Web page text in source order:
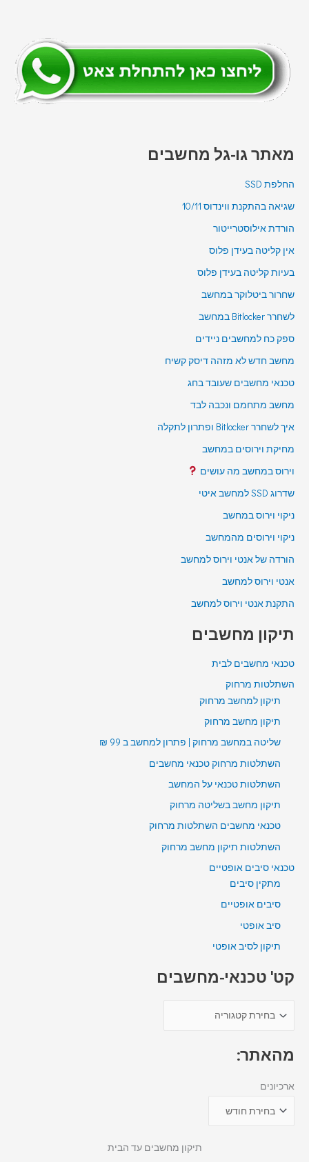
מאתר גו-גל מחשבים
החלפת SSD
שגיאה בהתקנת ווינדוס 10/11
הורדת אילוסטרייטור
אין קליטה בעידן פלוס
בעיות קליטה בעידן פלוס
שחרור ביטלוקר במחשב
לשחרר Bitlocker במחשב
ספק כח למחשבים ניידים
מחשב חדש לא מזהה דיסק קשיח
טכנאי מחשבים שעובד בחג
מחשב מתחמם ונכבה לבד
איך לשחרר Bitlocker ופתרון לתקלה
מחיקת וירוסים במחשב
וירוס במחשב מה עושים
שדרוג SSD למחשב איטי
ניקוי וירוס במחשב
ניקוי וירוסים מהמחשב
הורדה של אנטי וירוס למחשב
אנטי וירוס למחשב
התקנת אנטי וירוס למחשב
תיקון מחשבים
טכנאי מחשבים לבית
השתלטות מרחוק
תיקון למחשב מרחוק
תיקון מחשב מרחוק
שליטה במחשב מרחוק | פתרון למחשב ב 99 ₪
השתלטות מרחוק טכנאי מחשבים
השתלטות טכנאי על המחשב
תיקון מחשב בשליטה מרחוק
טכנאי מחשבים השתלטות מרחוק
השתלטות תיקון מחשב מרחוק
טכנאי סיבים אופטיים
מתקין סיבים
סיבים אופטיים
סיב אופטי
תיקון לסיב אופטי
קט' טכנאי-מחשבים
מהאתר:
ארכיונים
תיקון מחשבים עד הבית